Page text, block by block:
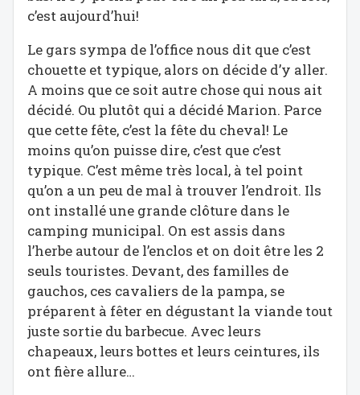
c’est aujourd’hui!
Le gars sympa de l’office nous dit que c’est
chouette et typique, alors on décide d’y aller.
A moins que ce soit autre chose qui nous ait
décidé. Ou plutôt qui a décidé Marion. Parce
que cette fête, c’est la fête du cheval! Le
moins qu’on puisse dire, c’est que c’est
typique. C’est même très local, à tel point
qu’on a un peu de mal à trouver l’endroit. Ils
ont installé une grande clôture dans le
camping municipal. On est assis dans
l’herbe autour de l’enclos et on doit être les 2
seuls touristes. Devant, des familles de
gauchos, ces cavaliers de la pampa, se
préparent à fêter en dégustant la viande tout
juste sortie du barbecue. Avec leurs
chapeaux, leurs bottes et leurs ceintures, ils
ont fière allure…